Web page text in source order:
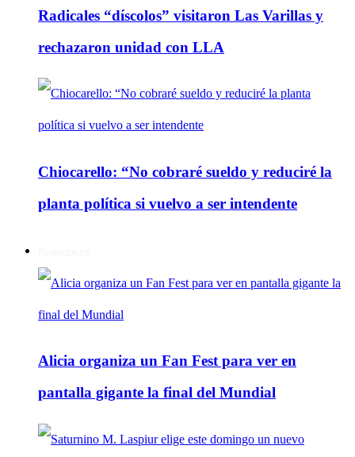
Radicales “díscolos” visitaron Las Varillas y
rechazaron unidad con LLA
Chiocarello: “No cobraré sueldo y reduciré la
planta política si vuelvo a ser intendente
Alicia organiza un Fan Fest para ver en
pantalla gigante la final del Mundial